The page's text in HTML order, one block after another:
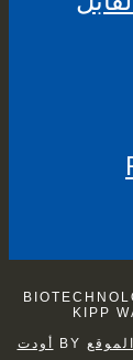
© 2026
KIPP
أودت